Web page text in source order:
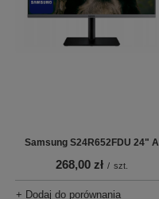
Samsung S24R652FDU 24" A
268,00 zł / szt.
+ Dodaj do porównania